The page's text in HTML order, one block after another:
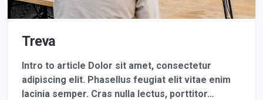
Treva
Intro to article Dolor sit amet, consectetur
adipiscing elit. Phasellus feugiat elit vitae enim
lacinia semper. Cras nulla lectus, porttitor…